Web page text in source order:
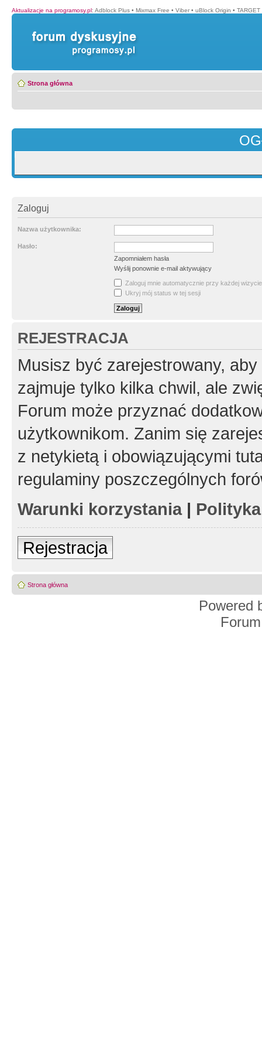
Aktualizacje na programosy.pl: Adblock Plus • Mixmax Free • Viber • uBlock Origin •
Strona główna
Zaloguj
Nazwa użytkownika:
Hasło:
Zapomniałem hasła
Wyślij ponownie e-mail aktywujący
Zaloguj mnie automatycznie przy każdej wizycie
Ukryj mój status w tej sesji
REJESTRACJA
Musisz być zarejestrowany,
zajmuje tylko kilka chwil, ale
Forum może przyznać
użytkownikom. Zanim się
z netykietą i obowiązującymi
regulaminy poszczególnych
Warunki korzystania|
Rejestracja
Strona główna
Powered